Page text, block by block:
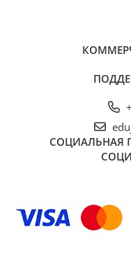
СОЦИАЛЬНАЯ